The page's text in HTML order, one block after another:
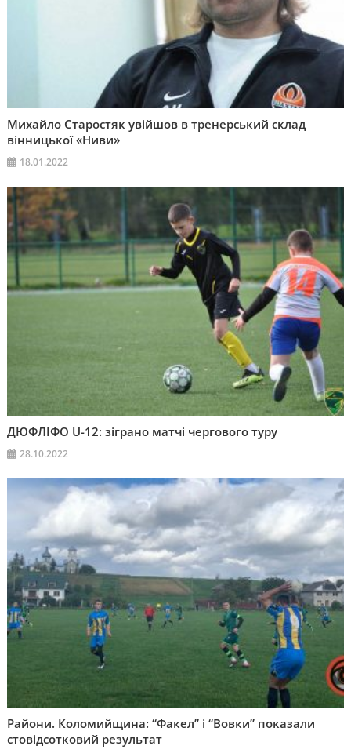
Михайло Старостяк увійшов в тренерський склад
вінницької «Ниви»
18.01.2022
ДЮФЛІФО U-12: зіграно матчі чергового туру
28.10.2022
Райони. Коломийщина: “Факел” і “Вовки” показали
стовідсотковий результат